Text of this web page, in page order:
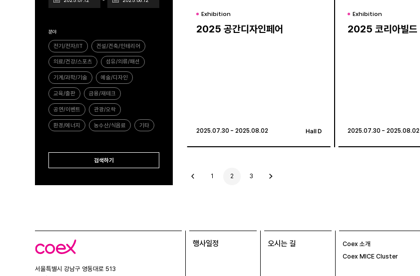
분야
전기/전자/IT 건설/건축/인테리어
의료/건강/스포츠 섬유/의류/패션
기계/과학/기술 예술/디자인
교육/출판 금융/재테크
공연/이벤트 관광/오락
환경/에너지 농수산/식음료 기타
검색하기
Exhibition
2025 공간디자인페어
2025.07.30 - 2025.08.02 Hall D
Exhibition
2025 공간디자인페어
2025.07.30 - 2025.08.02 Hall D
Exhibition
2025 코리아빌드
2025.07.30 - 2025.08.02
Exhibition
2025 코리아빌드
2025.07.30 - 2025.08.02
1 2 3
코
엑
서울특별시 강남구 영동대로 513
행사일정 오시는 길
Coex 소개
Coex MICE Cluster